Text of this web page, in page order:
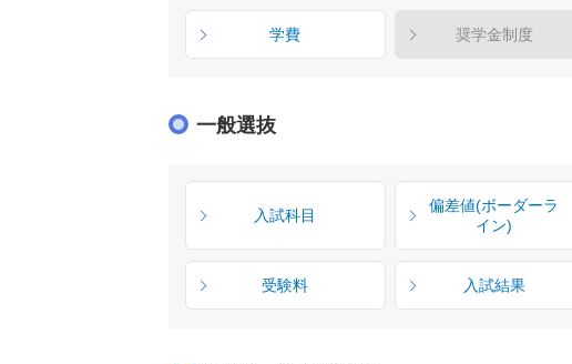
学費 奨学金制度
一般選抜
入試科目
偏差値(ボーダーラ
イン)
受験料 入試結果